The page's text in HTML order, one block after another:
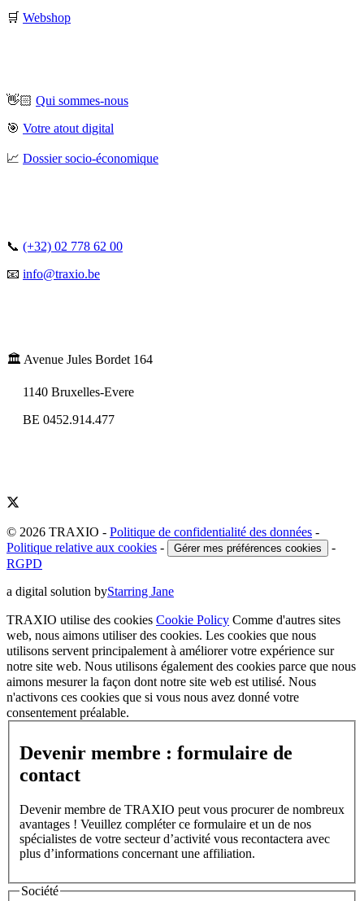
🛒 Webshop
👋🏻 Qui sommes-nous
🎯 Votre atout digital
📈 Dossier socio-économique
📞 (+32) 02 778 62 00
📧 info@traxio.be
🏛️ Avenue Jules Bordet 164
1140 Bruxelles-Evere
BE 0452.914.477
© 2026 TRAXIO - Politique de confidentialité des données -
Politique relative aux cookies - Gérer mes préférences cookies
-
RGPD
a digital solution byStarring Jane
TRAXIO utilise des cookies Cookie Policy Comme d'autres sites
web, nous aimons utiliser des cookies. Les cookies que nous
utilisons servent principalement à améliorer votre expérience sur
notre site web. Nous utilisons également des cookies parce que nous
aimons mesurer la façon dont notre site web est utilisé. Nous
n'activons ces cookies que si vous nous avez donné votre
consentement préalable.
Devenir membre : formulaire de
contact
Devenir membre de TRAXIO peut vous procurer de nombreux
avantages ! Veuillez compléter ce formulaire et un de nos
spécialistes de votre secteur d’activité vous recontactera avec
plus d’informations concernant une affiliation.
Société